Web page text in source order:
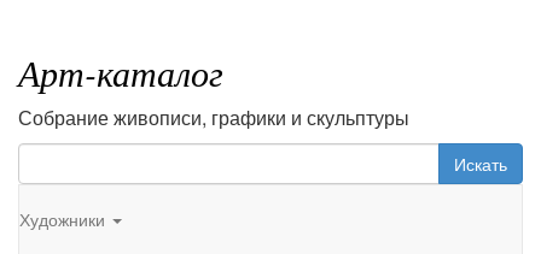
Арт-каталог
Собрание живописи, графики и скульптуры
Искать
Художники